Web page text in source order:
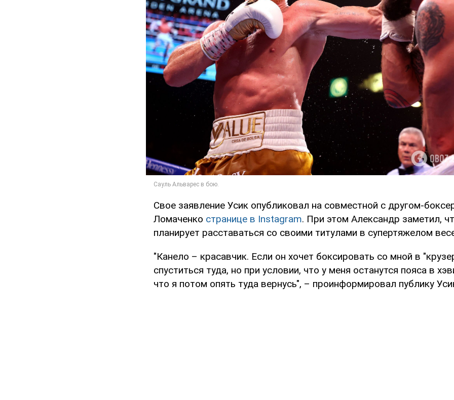
Свое заявление Усик опубликовал на совместной с другом-
Ломаченко странице в Instagram. При этом Александр заметил,
планирует расставаться со своими титулами в супертяжелом
"Канело – красавчик. Если он хочет боксировать со мной в
спуститься туда, но при условии, что у меня останутся пояса в
что я потом опять туда вернусь", – проинформировал публику